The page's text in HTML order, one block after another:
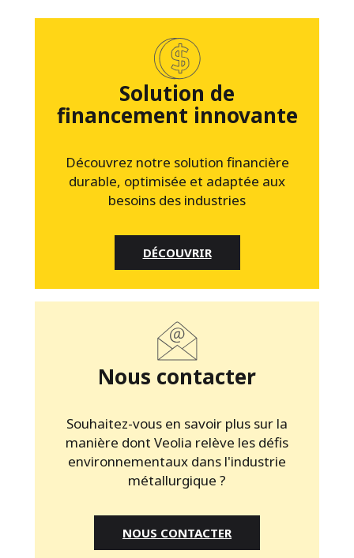
Solution de
financement innovante
Découvrez notre solution financière
durable, optimisée et adaptée aux
besoins des industries
DÉCOUVRIR
Nous contacter
Souhaitez-vous en savoir plus sur la
manière dont Veolia relève les défis
environnementaux dans l'industrie
métallurgique ?
NOUS CONTACTER